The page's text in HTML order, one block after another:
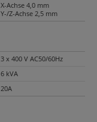
X-Achse 4,0 mm
Y-/Z-Achse 2,5 mm
3 x 400 V AC50/60Hz
6 kVA
20A